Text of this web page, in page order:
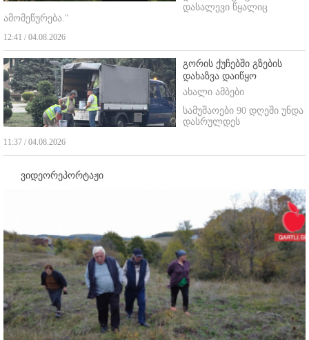
დასალევი წყალიც
ამომეწურება."
12:41 / 04.08.2026
გორის ქუჩებში გზების
დახაზვა დაიწყო
ახალი ამბები
სამუშაოები 90 დღეში უნდა
დასრულდეს
11:37 / 04.08.2026
ვიდეორეპორტაჟი